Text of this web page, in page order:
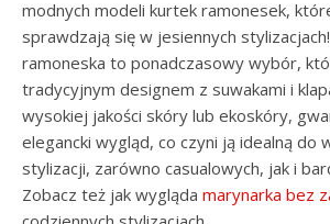
modnych modeli kurtek ramonesek,
sprawdzają się w jesiennych
ramoneska to ponadczasowy wybór,
tradycyjnym designem z suwakami i
wysokiej jakości skóry lub ekoskóry,
elegancki wygląd, co czyni ją idealną do
stylizacji, zarówno casualowych, jak i
Zobacz też jak wygląda marynarka bez